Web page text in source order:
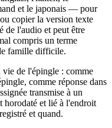
et le japonais — pour
copier la version texte
de l'audio et peut être
compris un terme
famille difficile.
de l'épingle : comme
comme réponse dans
transmise à un
horodaté et lié à l'endroit
et quand.